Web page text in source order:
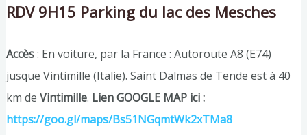
RDV 9H15 Parking du lac des Mesches
Accès: En voiture, par la France : Autoroute A8 (E74)
jusque Vintimille (Italie). Saint Dalmas de Tende est à 40
km de Vintimille. Lien GOOGLE MAP ici :
https://goo.gl/maps/Bs51NGqmtWk2xTMa8